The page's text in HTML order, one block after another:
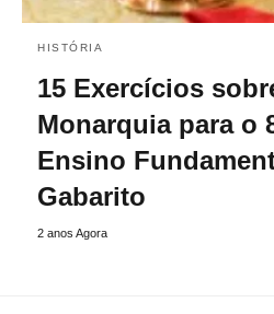
HISTÓRIA
15 Exercícios
Monarquia para o
Ensino
Gabarito
2 anos Agora